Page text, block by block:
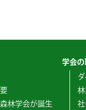
林学会が誕生
学会